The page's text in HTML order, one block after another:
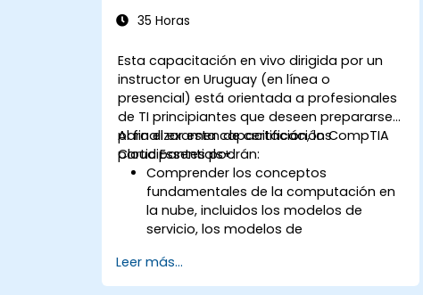
35 Horas
Esta capacitación en vivo dirigida por un
instructor en Uruguay (en línea o
presencial) está orientada a profesionales
de TI principiantes que deseen prepararse
para el examen de certificación CompTIA
Cloud Essentials+.
Al finalizar esta capacitación, los
participantes podrán:
Comprender los conceptos
fundamentales de la computación en
la nube, incluidos los modelos de
servicio, los modelos de
clave de la nube.
Evaluar el impacto empresarial de la
Leer más...